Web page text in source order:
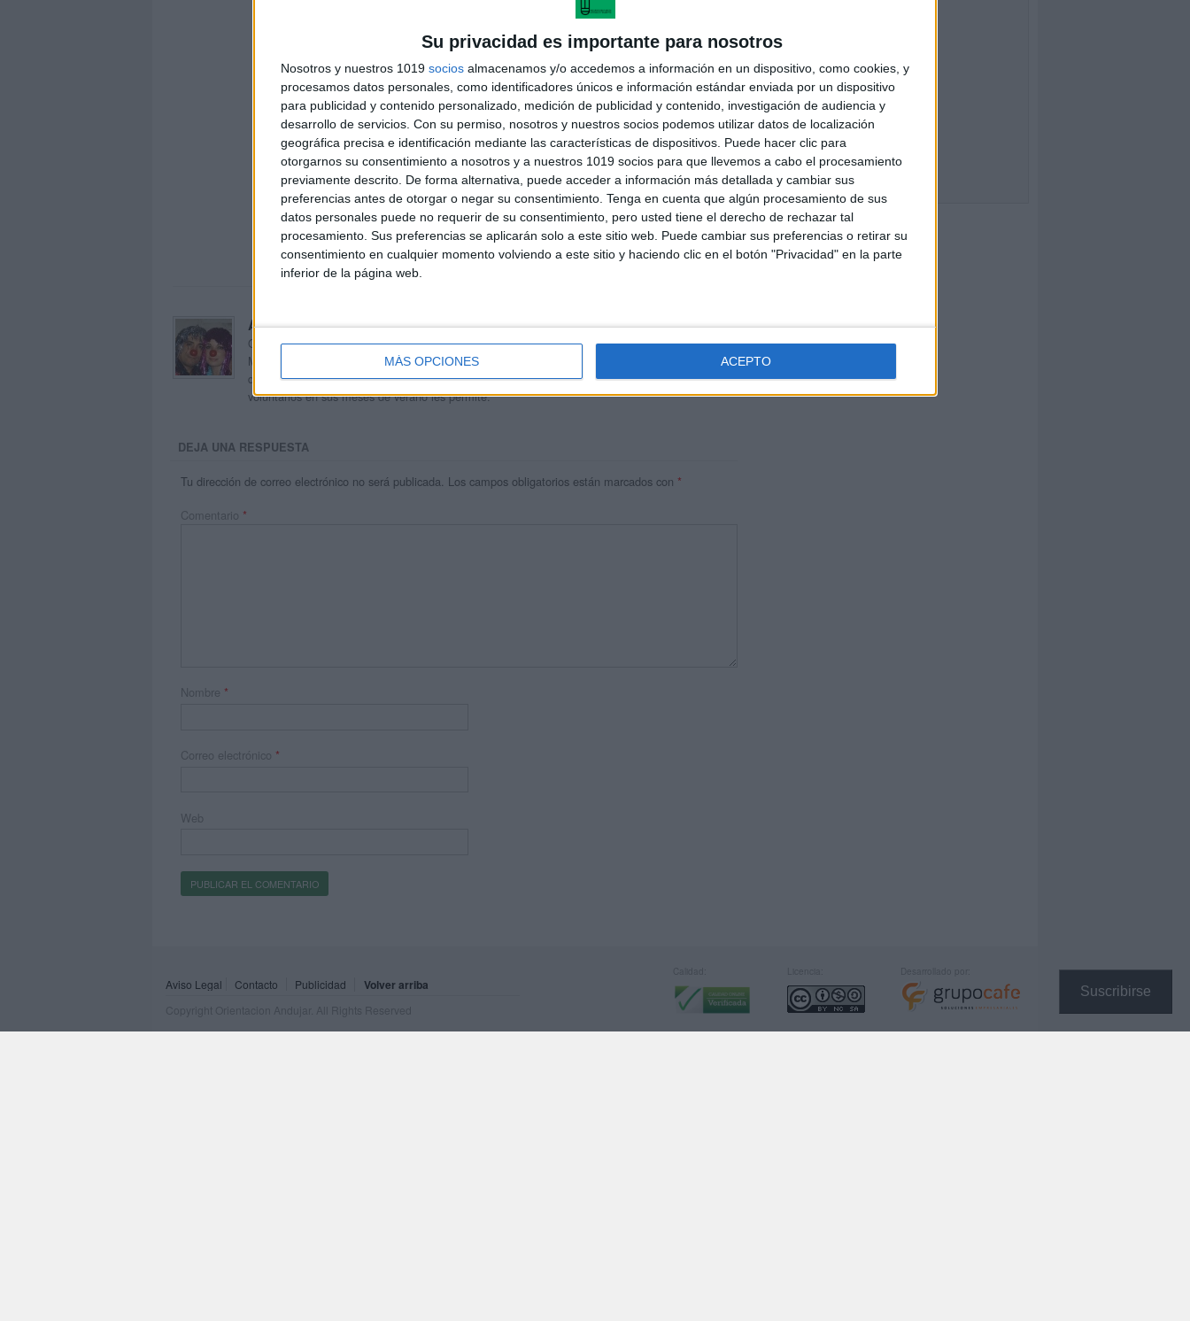
Su privacidad es importante para nosotros
Nosotros y nuestros 1019 socios almacenamos y/o accedemos a información en un dispositivo, como cookies, y
procesamos datos personales, como identificadores únicos e información estándar enviada por un dispositivo
para publicidad y contenido personalizado, medición de publicidad y contenido, investigación de audiencia y
desarrollo de servicios. Con su permiso, nosotros y nuestros socios podemos utilizar datos de localización
geográfica precisa e identificación mediante las características de dispositivos. Puede hacer clic para
otorgarnos su consentimiento a nosotros y a nuestros 1019 socios para que llevemos a cabo el procesamiento
previamente descrito. De forma alternativa, puede acceder a información más detallada y cambiar sus
preferencias antes de otorgar o negar su consentimiento. Tenga en cuenta que algún procesamiento de sus
datos personales puede no requerir de su consentimiento, pero usted tiene el derecho de rechazar tal
procesamiento. Sus preferencias se aplicarán solo a este sitio web. Puede cambiar sus preferencias o retirar su
consentimiento en cualquier momento volviendo a este sitio y haciendo clic en el botón "Privacidad" en la parte
inferior de la página web.
MÁS OPCIONES ACEPTO
Suscribirse
Acerca de orientacionandujar
Orientación Andújar no es solo un blog, es la apuesta personal de dos profesores Ginés y
Maribel, que además de ser pareja, son los encargados de los contenidos que encontramos
dentro del blog y en el cual, vuelcan la mayor parte del tiempo, que sus tareas como docentes, y
voluntarios en sus meses de verano les permite.
DEJA UNA RESPUESTA
Tu dirección de correo electrónico no será publicada. Los campos obligatorios están marcados con *
Comentario *
Nombre *
Correo electrónico *
Web
Aviso Legal Contacto Publicidad Volver arriba